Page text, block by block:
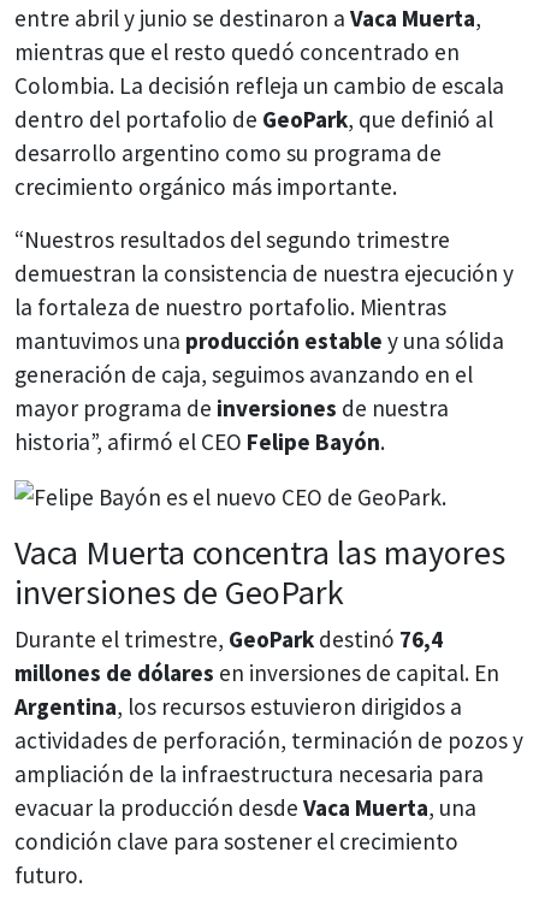
entre abril y junio se destinaron a Vaca Muerta,
mientras que el resto quedó concentrado en
Colombia. La decisión refleja un cambio de escala
dentro del portafolio de GeoPark, que definió al
desarrollo argentino como su programa de
crecimiento orgánico más importante.
“Nuestros resultados del segundo trimestre
demuestran la consistencia de nuestra ejecución y
la fortaleza de nuestro portafolio. Mientras
mantuvimos una producción estable y una sólida
generación de caja, seguimos avanzando en el
mayor programa de inversiones de nuestra
historia”, afirmó el CEO Felipe Bayón.
Vaca Muerta concentra las mayores
inversiones de GeoPark
Durante el trimestre, GeoPark destinó 76,4
millones de dólares en inversiones de capital. En
Argentina, los recursos estuvieron dirigidos a
actividades de perforación, terminación de pozos y
ampliación de la infraestructura necesaria para
evacuar la producción desde Vaca Muerta, una
condición clave para sostener el crecimiento
futuro.